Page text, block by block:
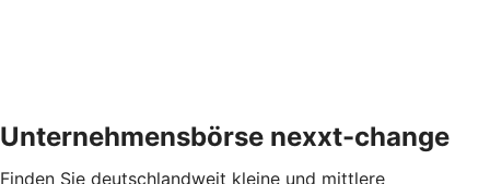
Unternehmensbörse nexxt-change
Finden Sie deutschlandweit kleine und mittlere